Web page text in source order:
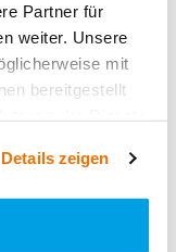
Partner für
weiter. Unsere
mit
bereitgestellt
Details zeigen